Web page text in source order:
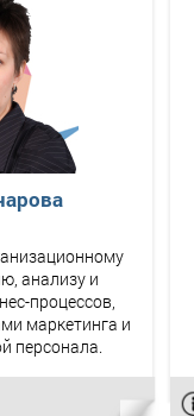
анализу и
процессов,
маркетинга и
персонала.